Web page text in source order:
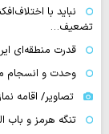
نباید با
تضعیف…
قدرت منطقه‌ای
وحدت و انسجام
تصاویر/ اقامه
تنگه‌ هرمز و باب